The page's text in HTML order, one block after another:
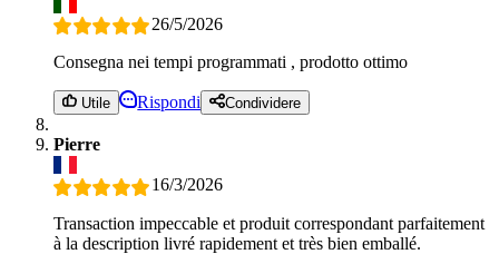
26/5/2026
Consegna nei tempi programmati , prodotto ottimo
Utile Rispondi Condividere
Pierre
16/3/2026
Transaction impeccable et produit correspondant parfaitement
à la description livré rapidement et très bien emballé.